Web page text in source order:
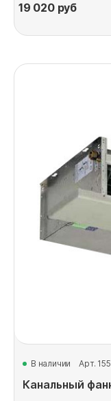
19 020руб
В наличии Арт.
Канальный